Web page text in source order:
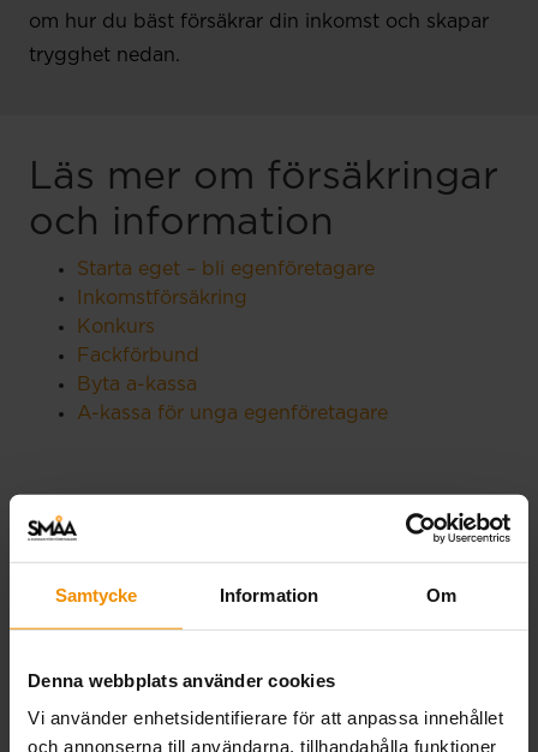
Samtycke Information Om
Denna webbplats använder cookies
Vi använder enhetsidentifierare för att anpassa innehållet
och annonserna till användarna, tillhandahålla funktioner
om hur du bäst försäkrar din inkomst och skapar
trygghet nedan.
Läs mer om försäkringar
och information
Starta eget – bli egenföretagare
Inkomstförsäkring
Konkurs
Fackförbund
Byta a-kassa
A-kassa för unga egenföretagare
Om SMÅA
medelstora företag och som vill försäkra sig mot
inkomstbortfall vid arbetslöshet.